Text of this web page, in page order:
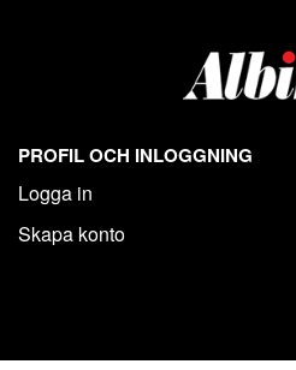
PROFIL OCH INLOGGNING
Logga in
Skapa konto